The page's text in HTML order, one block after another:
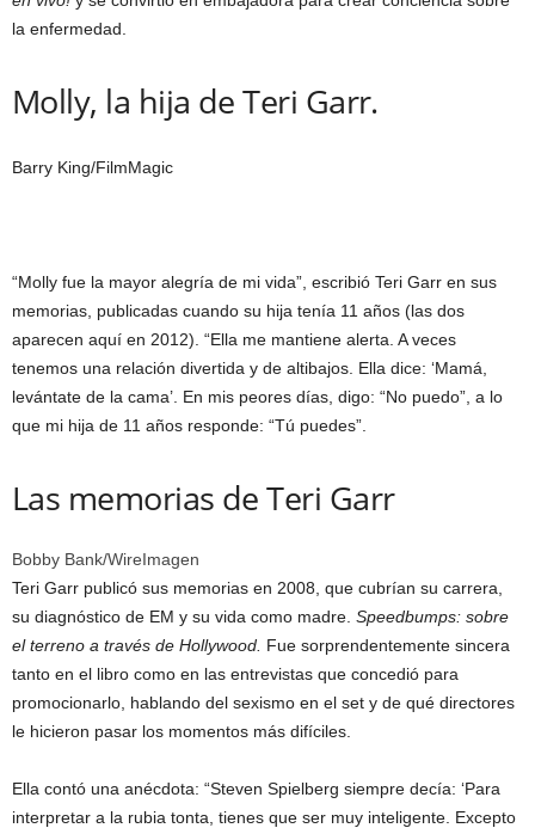
la enfermedad.
Molly, la hija de Teri Garr.
Barry King/FilmMagic
“Molly fue la mayor alegría de mi vida”, escribió Teri Garr en sus
memorias, publicadas cuando su hija tenía 11 años (las dos
aparecen aquí en 2012). “Ella me mantiene alerta. A veces
tenemos una relación divertida y de altibajos. Ella dice: ‘Mamá,
levántate de la cama’. En mis peores días, digo: “No puedo”, a lo
que mi hija de 11 años responde: “Tú puedes”.
Las memorias de Teri Garr
Bobby Bank/WireImagen
Teri Garr publicó sus memorias en 2008, que cubrían su carrera,
su diagnóstico de EM y su vida como madre. Speedbumps: sobre
el terreno a través de Hollywood. Fue sorprendentemente sincera
tanto en el libro como en las entrevistas que concedió para
promocionarlo, hablando del sexismo en el set y de qué directores
le hicieron pasar los momentos más difíciles.
Ella contó una anécdota: “Steven Spielberg siempre decía: ‘Para
interpretar a la rubia tonta, tienes que ser muy inteligente. Excepto